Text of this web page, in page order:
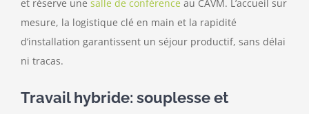
et réserve une salle de conférence au CAVM. L’accueil sur
mesure, la logistique clé en main et la rapidité
d’installation garantissent un séjour productif, sans délai
ni tracas.
Travail hybride: souplesse et